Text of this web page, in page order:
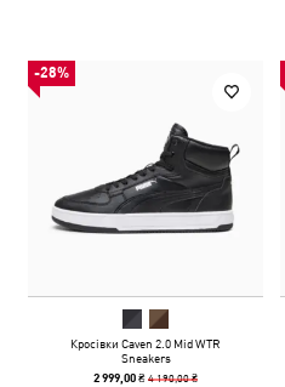
-28%
Кросівки Caven 2.0 Mid WTR
Sneakers
2 999,00 ₴4 190,00 ₴